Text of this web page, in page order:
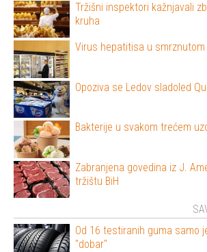
Tržišni inspektori kažnjavali
kruha
Virus hepatitisa u smrznutom
Opoziva se Ledov sladoled
Bakterije u svakom trećem
Zabranjena govedina iz J.
tržištu BiH
Od 16 testiranih guma samo
"dobar"